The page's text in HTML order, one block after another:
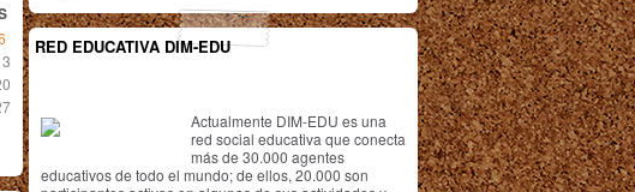
RED EDUCATIVA DIM-EDU
Actualmente DIM-EDU es una
red social educativa que conecta
más de 30.000 agentes
educativos de todo el mundo; de ellos, 20.000 son